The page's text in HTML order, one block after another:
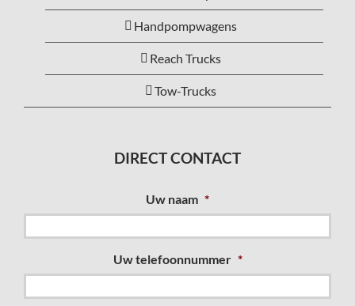
Handpompwagens
Reach Trucks
Tow-Trucks
DIRECT CONTACT
Uw naam *
Uw telefoonnummer *